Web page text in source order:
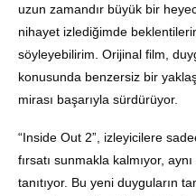
uzun zamandır büyük bir
nihayet izlediğimde
söyleyebilirim. Orijinal film,
konusunda benzersiz bir
mirası başarıyla sürdürüyor.
“Inside Out 2”, izleyicilere
fırsatı sunmakla kalmıyor,
tanıtıyor. Bu yeni duyguların